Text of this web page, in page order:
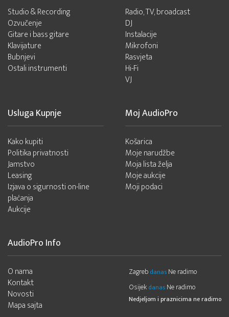
Studio & Recording
Ozvučenje
Gitare i bass gitare
Klavijature
Bubnjevi
Ostali instrumenti
Radio, TV, broadcast
DJ
Instalacije
Mikrofoni
Rasvjeta
Hi-Fi
VJ
Usluga Kupnje
Kako kupiti
Politika privatnosti
Jamstvo
Leasing
Izjava o sigurnosti on-line
plaćanja
Aukcije
Moj AudioPro
Košarica
Moje narudžbe
Moja lista želja
Moje aukcije
Moji podaci
AudioPro Info
O nama
Kontakt
Novosti
Mapa sajta
Zagreb danas Ne radimo
Osijek danas Ne radimo
Nedjeljom i praznicima ne radimo